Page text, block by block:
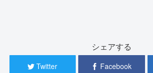
シェアする
Twitter Facebook